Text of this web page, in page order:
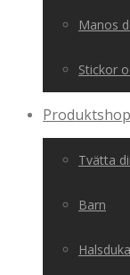
Manos
Stickor
Produktshop
Tvätta
Barn